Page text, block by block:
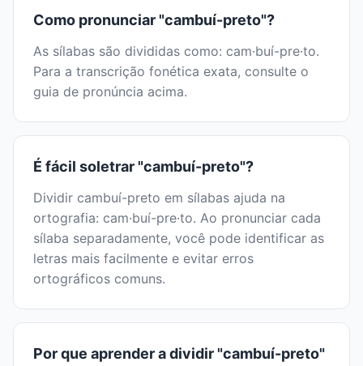
Como pronunciar "cambuí-preto"?
As sílabas são divididas como: cam·buí-pre·to.
Para a transcrição fonética exata, consulte o
guia de pronúncia acima.
É fácil soletrar "cambuí-preto"?
Dividir cambuí-preto em sílabas ajuda na
ortografia: cam·buí-pre·to. Ao pronunciar cada
sílaba separadamente, você pode identificar as
letras mais facilmente e evitar erros
ortográficos comuns.
Por que aprender a dividir "cambuí-preto"